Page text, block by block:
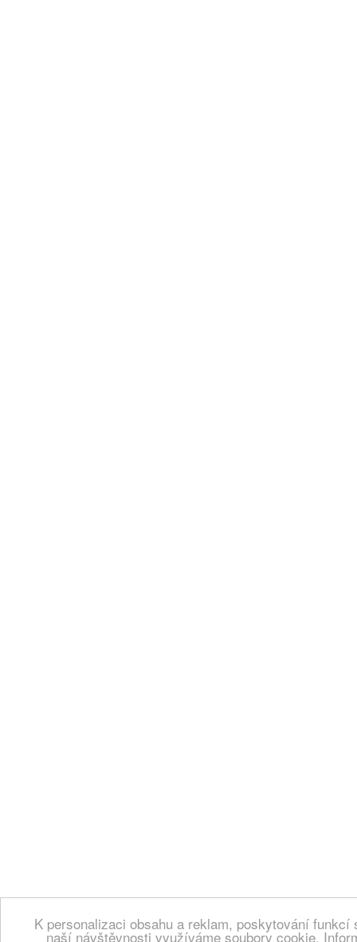
K personalizaci obsahu a reklam, poskytování
naší návštěvnosti využíváme soubory cookie.